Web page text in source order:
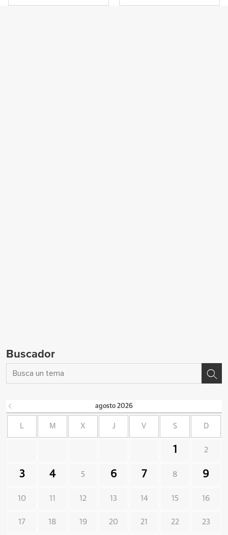
Buscador
agosto 2026
L M X J V S D
1 2
3 4 5 6 7 8 9
10 11 12 13 14 15 16
17 18 19 20 21 22 23